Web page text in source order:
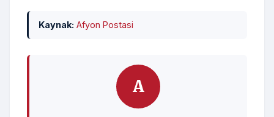
Kaynak: Afyon Postasi
A